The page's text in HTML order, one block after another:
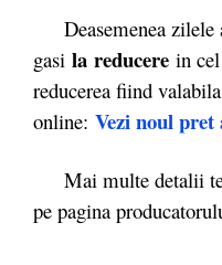
Deasemenea zilele
gasi la reducere in
reducerea fiind
online: Vezi noul pret
Mai multe detalii
pe pagina